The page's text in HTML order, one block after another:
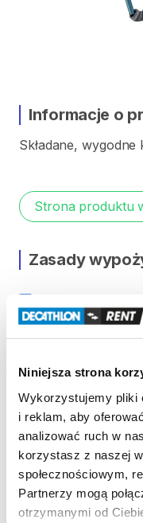
Niniejsza strona
Wykorzystujemy pliki
i reklam, aby
analizować ruch w
korzystasz z naszej
społecznościowym,
Partnerzy mogą
otrzymanymi od
Informacje o
Składane​,​ wygodne
Strona produktu
Zasady
Regulamin
KAUCJA
Nie pobieramy
produktu
ODBIÓR I